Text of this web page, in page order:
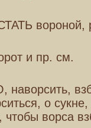
вороной,
и пр. см.
о
чтобы ворса